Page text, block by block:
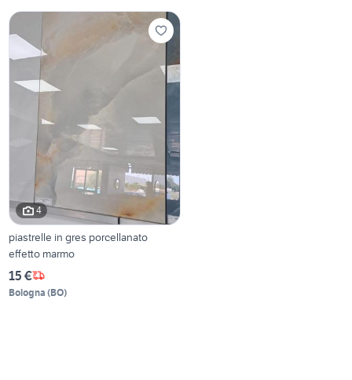
4
piastrelle in gres porcellanato
effetto marmo
15 €
Bologna (BO)